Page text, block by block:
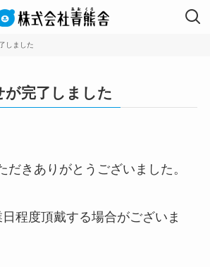
しました
が完了しました
だきありがとうございました。
程度頂戴する場合がございま